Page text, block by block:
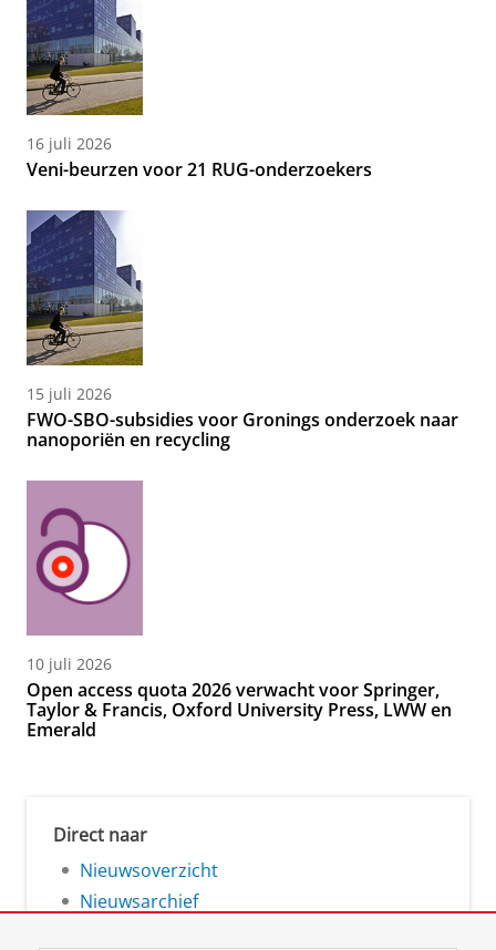
16 juli 2026
Veni-beurzen voor 21 RUG-onderzoekers
15 juli 2026
FWO-SBO-subsidies voor Gronings onderzoek naar
nanoporiën en recycling
10 juli 2026
Open access quota 2026 verwacht voor Springer,
Taylor & Francis, Oxford University Press, LWW en
Emerald
Direct naar
Nieuwsoverzicht
Nieuwsarchief